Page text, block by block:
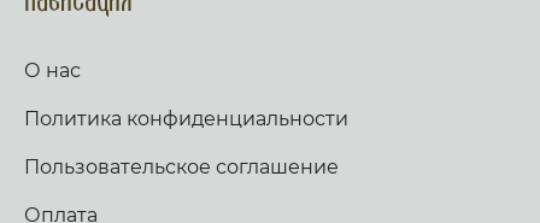
О нас
Политика конфиденциальности
Пользовательское соглашение
Оплата